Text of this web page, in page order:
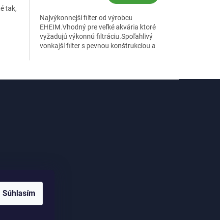
Súhlasím
tak,
Najvýkonnejší filter od výrobcu
EHEIM.Vhodný pre veľké akvária ktoré
vyžadujú výkonnú filtráciu.Spoľahlivý
vonkajší filter s pevnou konštrukciou a